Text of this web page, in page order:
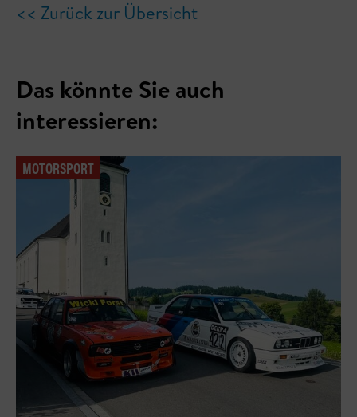
<< Zurück zur Übersicht
Das könnte Sie auch
interessieren:
MOTORSPORT